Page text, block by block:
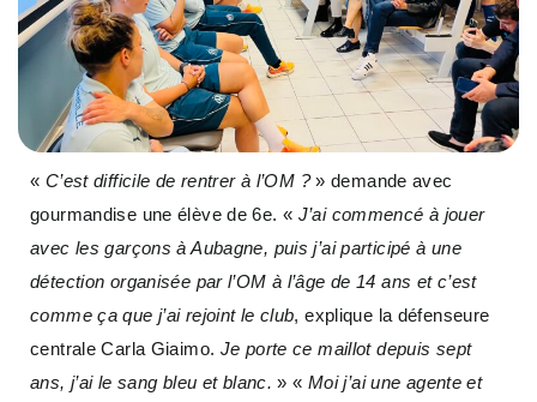
« C’est difficile de rentrer à l’OM ?» demande avec
gourmandise une élève de 6e. « J’ai commencé à jouer
avec les garçons à Aubagne, puis j’ai participé à une
détection organisée par l’OM à l’âge de 14 ans et c’est
comme ça que j’ai rejoint le club, explique la défenseure
centrale Carla Giaimo. Je porte ce maillot depuis sept
ans, j’ai le sang bleu et blanc. » « Moi j’ai une agente et